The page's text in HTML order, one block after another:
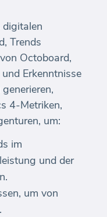
digitalen
Trends
Octoboard,
Erkenntnisse
4-Metriken,
um:
im
und der
um von